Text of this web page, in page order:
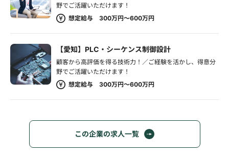
野でご活躍いただけます！
想定給与 300万円～600万円
【愛知】PLC・シーケンス制御設計
顧客から高評価を得る技術力！／ご経験を活かし、得意分
野でご活躍いただけます！
想定給与 300万円～600万円
この企業の求人一覧